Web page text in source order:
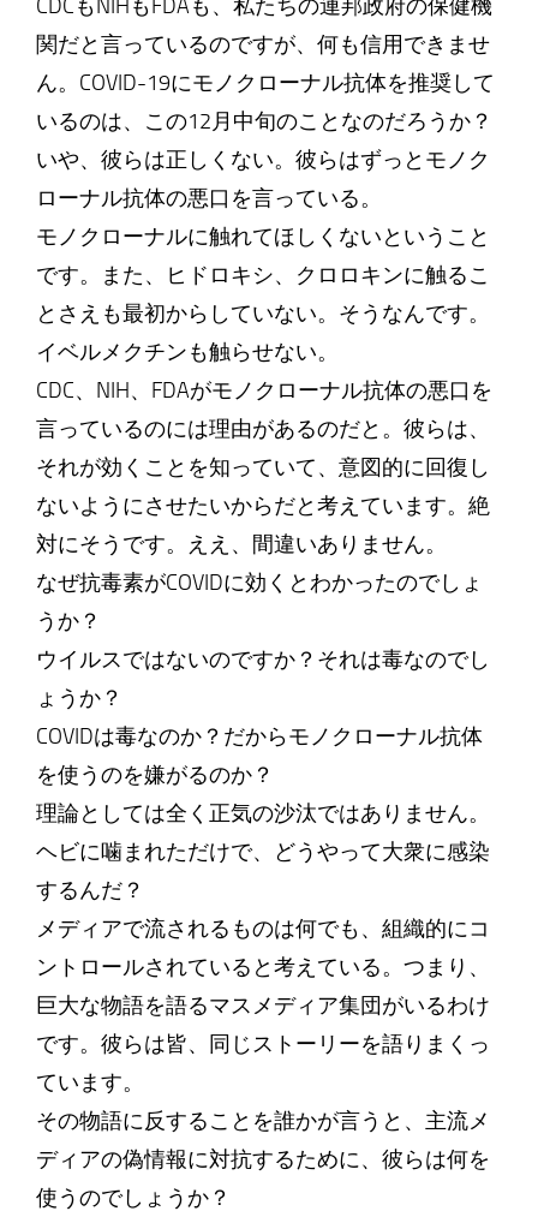
CDCもNIHもFDAも、私たちの連邦政府の保健機
関だと言っているのですが、何も信用できませ
ん。COVID-19にモノクローナル抗体を推奨して
いるのは、この12月中旬のことなのだろうか？
いや、彼らは正しくない。彼らはずっとモノク
ローナル抗体の悪口を言っている。
モノクローナルに触れてほしくないということ
です。また、ヒドロキシ、クロロキンに触るこ
とさえも最初からしていない。そうなんです。
イベルメクチンも触らせない。
CDC、NIH、FDAがモノクローナル抗体の悪口を
言っているのには理由があるのだと。彼らは、
それが効くことを知っていて、意図的に回復し
ないようにさせたいからだと考えています。絶
対にそうです。ええ、間違いありません。
なぜ抗毒素がCOVIDに効くとわかったのでしょ
うか？
ウイルスではないのですか？それは毒なのでし
ょうか？
COVIDは毒なのか？だからモノクローナル抗体
を使うのを嫌がるのか？
理論としては全く正気の沙汰ではありません。
ヘビに噛まれただけで、どうやって大衆に感染
するんだ？
メディアで流されるものは何でも、組織的にコ
ントロールされていると考えている。つまり、
巨大な物語を語るマスメディア集団がいるわけ
です。彼らは皆、同じストーリーを語りまくっ
ています。
その物語に反することを誰かが言うと、主流メ
ディアの偽情報に対抗するために、彼らは何を
使うのでしょうか？